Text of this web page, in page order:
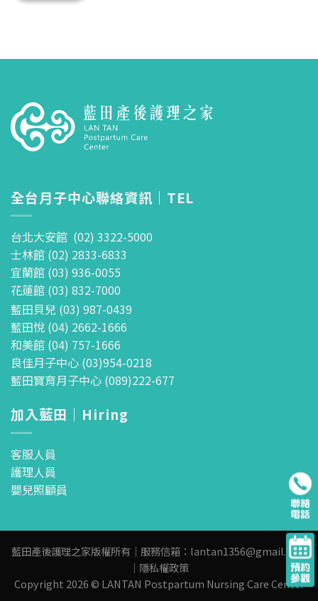
全台月子中心聯絡資訊｜TEL
台北大安館 (02) 3322-5000
士林館 (02) 2833-6833
宜蘭館 (03) 936-0055
花蓮館 (03) 832-7000
藍田貝兒 (03) 987-0439
藍田悅 (04) 2662-1666
和美館 (04) 757-1666
良佳月子中心 (03)954-0218
藍田寶育月子中心 (089)222-677
加入藍田｜Hiring
客服人員
護理人員
嬰兒照顧員
藍田產後護理之家版權所有｜服務信箱： lantan1356@gmail.com
｜ 隱私權政策
Copyright 2026 © LANTAN Postpartum Nursing Care Center